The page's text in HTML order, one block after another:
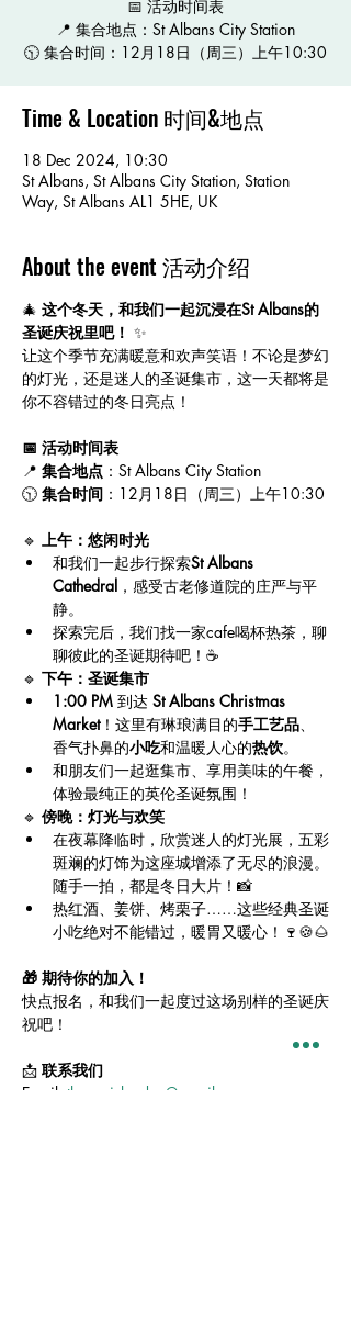
📅 活动时间表
📍 集合地点：St Albans City Station
🕥 集合时间：12月18日（周三）上午10:30
Time & Location 时间&地点
18 Dec 2024, 10:30
St Albans, St Albans City Station, Station
Way, St Albans AL1 5HE, UK
About the event 活动介绍
🎄 这个冬天，和我们一起沉浸在St Albans的
圣诞庆祝里吧！ ✨
让这个季节充满暖意和欢声笑语！不论是梦幻
的灯光，还是迷人的圣诞集市，这一天都将是
你不容错过的冬日亮点！
📅 活动时间表
📍 集合地点 ：St Albans City Station
🕥 集合时间 ：12月18日（周三）上午10:30
🔹 上午：悠闲时光
和我们一起步行探索St Albans
Cathedral ，感受古老修道院的庄严与平
静。
探索完后，我们找一家cafe喝杯热茶，聊
聊彼此的圣诞期待吧！☕
🔹 下午：圣诞集市
1:00 PM 到达 St Albans Christmas
Market！这里有琳琅满目的手工艺品、
香气扑鼻的小吃和温暖人心的热饮。
和朋友们一起逛集市、享用美味的午餐，
体验最纯正的英伦圣诞氛围！
🔹 傍晚：灯光与欢笑
在夜幕降临时，欣赏迷人的灯光展，五彩
斑斓的灯饰为这座城增添了无尽的浪漫。
随手一拍，都是冬日大片！📸
热红酒、姜饼、烤栗子……这些经典圣诞
小吃绝对不能错过，暖胃又暖心！🍷🍪🌰
🎁 期待你的加入！
快点报名，和我们一起度过这场别样的圣诞庆
祝吧！
📩 联系我们
Email: theoasislondon@gmail.com